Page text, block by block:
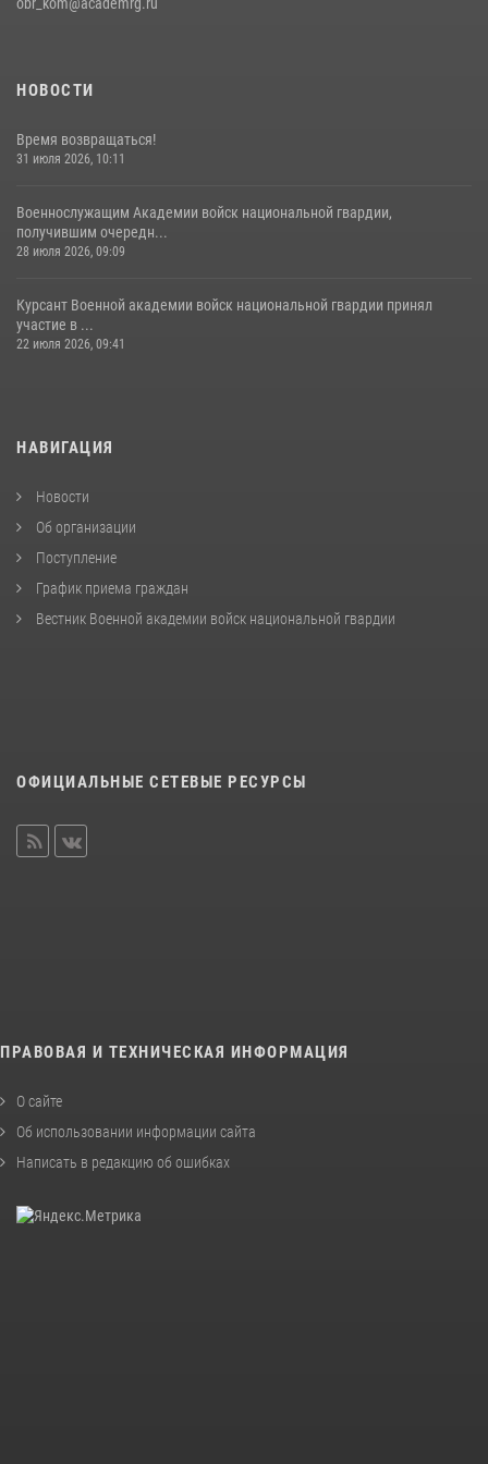
НОВОСТИ
Время возвращаться!
31 июля 2026, 10:11
Военнослужащим Академии войск национальной гвардии,
получившим очередн...
28 июля 2026, 09:09
Курсант Военной академии войск национальной гвардии принял
участие в ...
22 июля 2026, 09:41
НАВИГАЦИЯ
Новости
Об организации
Поступление
График приема граждан
Вестник Военной академии войск национальной гвардии
ОФИЦИАЛЬНЫЕ СЕТЕВЫЕ РЕСУРСЫ
ПРАВОВАЯ И ТЕХНИЧЕСКАЯ ИНФОРМАЦИЯ
О сайте
Об использовании информации сайта
Написать в редакцию об ошибках